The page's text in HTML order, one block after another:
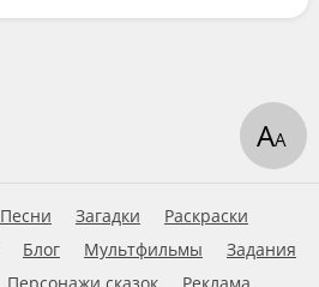
Песни Загадки
Раскраски
Блог Мультфильмы
Задания
АА